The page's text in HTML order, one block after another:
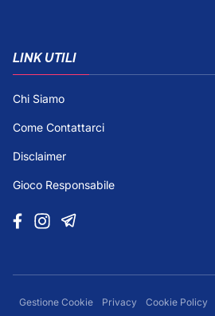
LINK UTILI
Chi Siamo
Come Contattarci
Disclaimer
Gioco Responsabile
Gestione Cookie Privacy Cookie Policy